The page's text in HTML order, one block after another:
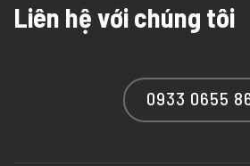
Liên hệ với chúng tôi
0933 0655